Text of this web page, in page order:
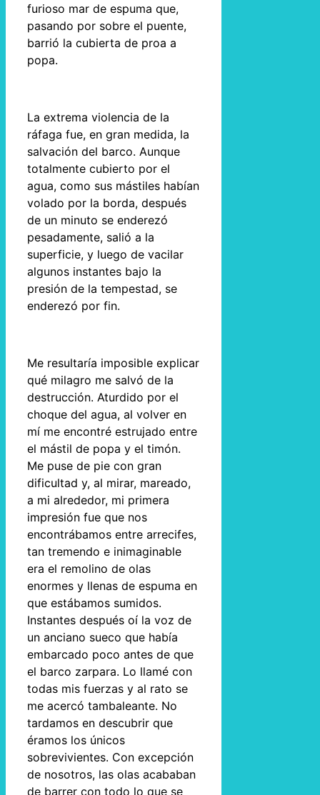
furioso mar de espuma que,
pasando por sobre el puente,
barrió la cubierta de proa a
popa.
La extrema violencia de la
ráfaga fue, en gran medida, la
salvación del barco. Aunque
totalmente cubierto por el
agua, como sus mástiles habían
volado por la borda, después
de un minuto se enderezó
pesadamente, salió a la
superficie, y luego de vacilar
algunos instantes bajo la
presión de la tempestad, se
enderezó por fin.
Me resultaría imposible explicar
qué milagro me salvó de la
destrucción. Aturdido por el
choque del agua, al volver en
mí me encontré estrujado entre
el mástil de popa y el timón.
Me puse de pie con gran
dificultad y, al mirar, mareado,
a mi alrededor, mi primera
impresión fue que nos
encontrábamos entre arrecifes,
tan tremendo e inimaginable
era el remolino de olas
enormes y llenas de espuma en
que estábamos sumidos.
Instantes después oí la voz de
un anciano sueco que había
embarcado poco antes de que
el barco zarpara. Lo llamé con
todas mis fuerzas y al rato se
me acercó tambaleante. No
tardamos en descubrir que
éramos los únicos
sobrevivientes. Con excepción
de nosotros, las olas acababan
de barrer con todo lo que se